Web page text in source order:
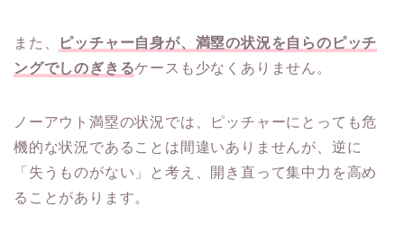
また、
ピッチャー自身が、満塁の状況を自らのピッチ
ングでしのぎきるケースも少なくありません。
ノーアウト満塁の状況では、ピッチャーにとっても危
機的な状況であることは間違いありませんが、逆に
「失うものがない」と考え、開き直って集中力を高め
ることがあります。